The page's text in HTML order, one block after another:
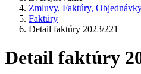
Zmluvy, Faktúry,
Faktúry
Detail faktúry 2023/221
Detail faktúry